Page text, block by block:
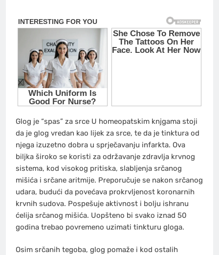
Glog je “spas” za srce U homeopatskim knjgama stoji
da je glog vredan kao lijek za srce, te da je tinktura od
njega izuzetno dobra u sprječavanju infarkta. Ova
biljka široko se koristi za održavanje zdravlja krvnog
sistema, kod visokog pritiska, slabljenja srčanog
mišića i srčane aritmije. Preporučuje se nakon srčanog
udara, budući da povećava prokrvljenost koronarnih
krvnih sudova. Pospešuje aktivnost i bolju ishranu
ćelija srčanog mišića. Uopšteno bi svako iznad 50
godina trebao povremeno uzimati tinkturu gloga.
Osim srčanih tegoba, glog pomaže i kod ostalih